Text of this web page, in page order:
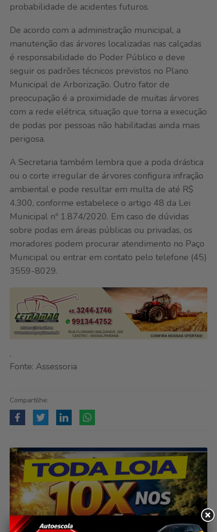
probabilidade de acidentes futuros.
De acordo com a administração municipal, a
manutenção das árvores localizadas nas calçadas
é responsabilidade do Poder Público e deve
seguir os padrões técnicos previstos no Plano
Municipal de Arborização. Outro fator de
preocupação é a proximidade de muitas árvores
com a rede elétrica, situação que torna a execução
de podas por pessoas não habilitadas ainda mais
perigosa.
A Secretaria também lembra que a poda drástica
ou o corte irregular de árvores configura infração
ambiental e pode resultar em multa de até R$
4.300, conforme estabelece o artigo 48 da Lei
Municipal nº 1.874/2020. Em caso de dúvidas
sobre podas em áreas públicas ou privadas, os
moradores podem procurar atendimento no Paço
Municipal ou entrar em contato pelo telefone (45)
3559-8029.
.
Fonte: Assessoria
Compartilhe: